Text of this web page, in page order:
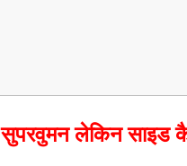
सुपरवुमन लेकिन साइड